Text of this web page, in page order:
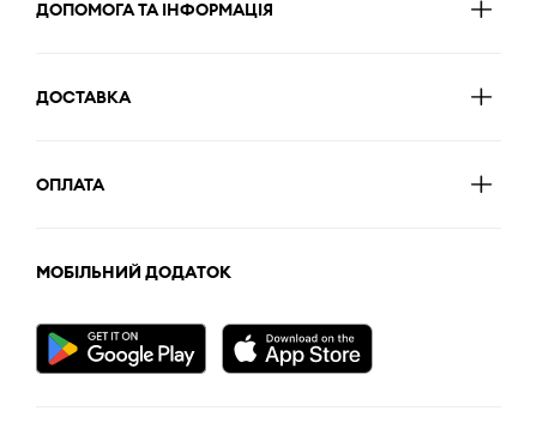
ДОПОМОГА ТА ІНФОРМАЦІЯ
ДОСТАВКА
ОПЛАТА
МОБІЛЬНИЙ ДОДАТОК